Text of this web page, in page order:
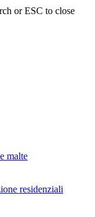
or ESC to close
malte
residenziali